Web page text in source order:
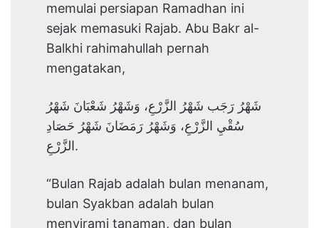
memulai persiapan Ramadhan ini
sejak memasuki Rajab. Abu Bakr al-
Balkhi rahimahullah pernah
mengatakan,
شَهْرُ رَجَب شَهْرُ الزَّرْعِ، وَشَهْرُ شَعْبَانَ شَهْرُ
سُقْيِ الزَّرْعِ، وَشَهْرُ رَمَضَانَ شَهْرُ حَصَادِ
الزَّرْعِ.
“Bulan Rajab adalah bulan menanam,
bulan Syakban adalah bulan
menyirami tanaman, dan bulan